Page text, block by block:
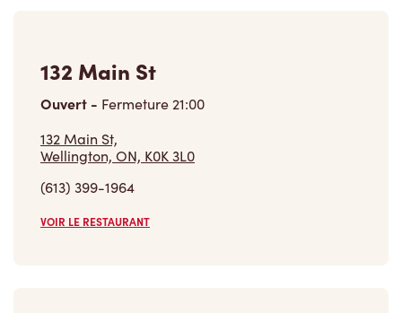
132 Main St,
Wellington, ON, K0K 3L0
(613) 399-1964
VOIR LE RESTAURANT